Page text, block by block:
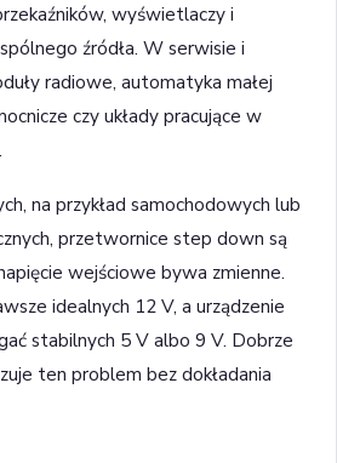
wyświetlaczy i
źródła. W serwisie i
radiowe, automatyka małej
czy układy pracujące w
na przykład samochodowych lub
przetwornice step down są
wejściowe bywa zmienne.
idealnych 12 V, a urządzenie
stabilnych 5 V albo 9 V. Dobrze
ten problem bez dokładania